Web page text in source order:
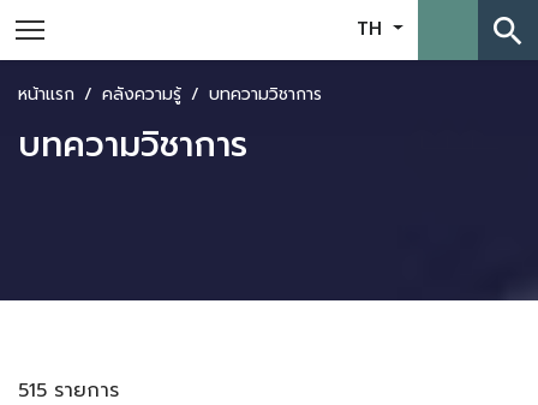
TH search
หน้าแรก คลังความรู้ บทความวิชาการ
บทความวิชาการ
515 รายการ